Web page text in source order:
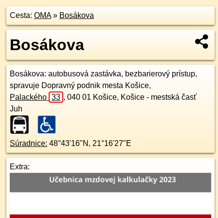
Cesta: OMA» Bosákova
Bosákova
Bosákova: autobusová zastávka, bezbarierový prístup,
spravuje Dopravný podnik mesta Košice,
Palackého 33 , 040 01 Košice, Košice - mestská časť
Juh
Súradnice: 48°43'16"N , 21°16'27"E
Extra: